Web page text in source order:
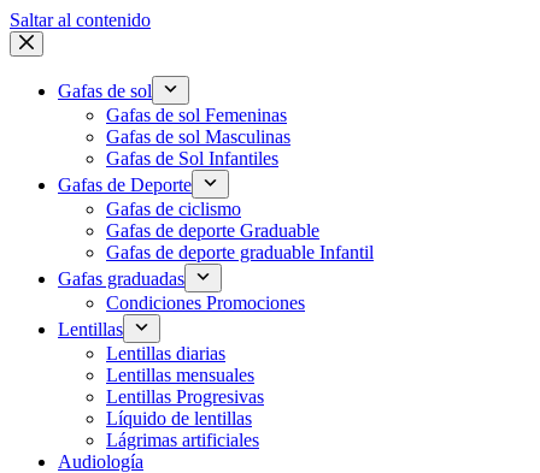
Saltar al contenido
Gafas de sol
Gafas de sol Femeninas
Gafas de sol Masculinas
Gafas de Sol Infantiles
Gafas de Deporte
Gafas de ciclismo
Gafas de deporte Graduable
Gafas de deporte graduable Infantil
Gafas graduadas
Condiciones Promociones
Lentillas
Lentillas diarias
Lentillas mensuales
Lentillas Progresivas
Líquido de lentillas
Lágrimas artificiales
Audiología